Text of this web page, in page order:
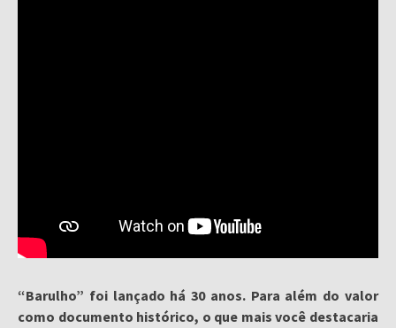
“Barulho” foi lançado há 30 anos. Para além do valor
como documento histórico, o que mais você destacaria